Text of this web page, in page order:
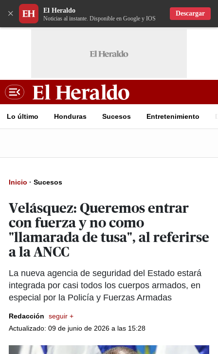
× El Heraldo
Noticias al instante. Disponible en Google y IOS
Descargar
Lo último Honduras Sucesos Entretenimiento
Inicio · Sucesos
Velásquez: Queremos entrar
con fuerza y no como
"llamarada de tusa", al referirse
a la ANCC
La nueva agencia de seguridad del Estado estará
integrada por casi todos los cuerpos armados, en
especial por la Policía y Fuerzas Armadas
Redacción
seguir +
Actualizado: 09 de junio de 2026 a las 15:28